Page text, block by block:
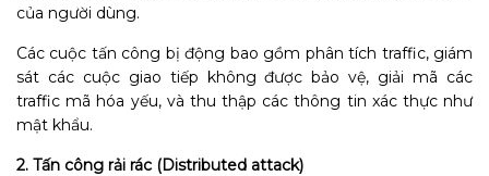
của người dùng.
Các cuộc tấn công bị động bao gồm phân tích traffic, giám
sát các cuộc giao tiếp không được bảo vệ, giải mã các
traffic mã hóa yếu, và thu thập các thông tin xác thực như
mật khẩu.
2. Tấn công rải rác (Distributed attack)